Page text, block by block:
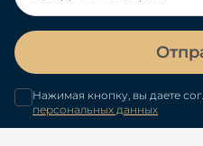
Нажимая кнопку, вы даете
персональных данных